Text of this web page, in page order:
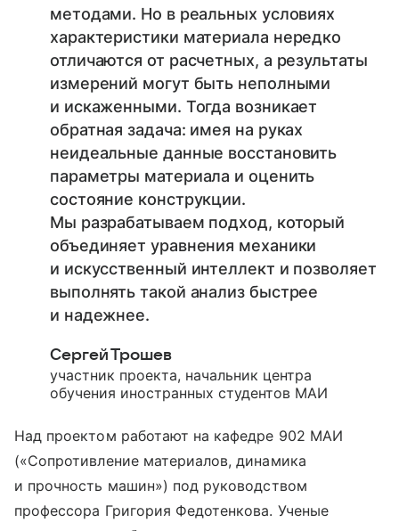
методами. Но в реальных условиях
характеристики материала нередко
отличаются от расчетных, а результаты
измерений могут быть неполными
и искаженными. Тогда возникает
обратная задача: имея на руках
неидеальные данные восстановить
параметры материала и оценить
состояние конструкции.
Мы разрабатываем подход, который
объединяет уравнения механики
и искусственный интеллект и позволяет
выполнять такой анализ быстрее
и надежнее.
Сергей Трошев
участник проекта, начальник центра
обучения иностранных студентов МАИ
Над проектом работают на кафедре 902 МАИ
(«Сопротивление материалов, динамика
и прочность машин») под руководством
профессора Григория Федотенкова. Ученые